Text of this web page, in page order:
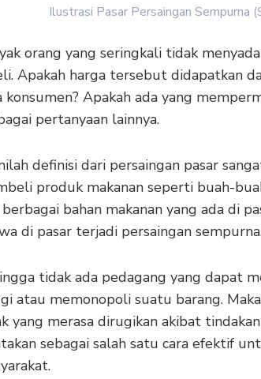
Ilustrasi Pasar Persaingan Sempurna
orang yang seringkali tidak
Apakah harga tersebut didapatkan
konsumen? Apakah ada yang
pertanyaan lainnya.
definisi dari persaingan pasar
produk makanan seperti buah-
bahan makanan yang ada di
di pasar terjadi persaingan
tidak ada pedagang yang dapat
atau memonopoli suatu barang.
yang merasa dirugikan akibat
sebagai salah satu cara efektif